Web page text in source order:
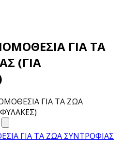
ΓΙΑ ΤΑ
(ΓΙΑ
ΓΙΑ ΤΑ ΖΩΑ